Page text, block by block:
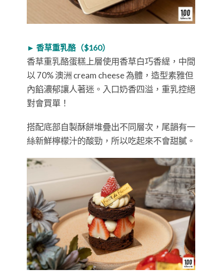
► 香草重乳酪（$160）
香草重乳酪蛋糕上層使用香草白巧香緹，中間
以 70% 澳洲 cream cheese 為體，造型素雅但
內餡濃郁讓人著迷。入口奶香四溢，重乳控絕
對會買單！
搭配底部自製酥餅堆疊出不同層次，尾韻有一
絲新鮮檸檬汁的酸勁，所以吃起來不會甜膩。